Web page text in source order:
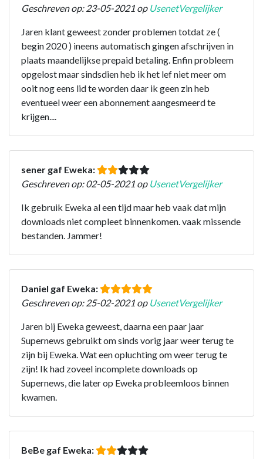
Geschreven op: 23-05-2021 op UsenetVergelijker
Jaren klant geweest zonder problemen totdat ze (
begin 2020 ) ineens automatisch gingen afschrijven in
plaats maandelijkse prepaid betaling. Enfin probleem
opgelost maar sindsdien heb ik het lef niet meer om
ooit nog eens lid te worden daar ik geen zin heb
eventueel weer een abonnement aangesmeerd te
krijgen....
sener gaf Eweka:
Geschreven op: 02-05-2021 op UsenetVergelijker
Ik gebruik Eweka al een tijd maar heb vaak dat mijn
downloads niet compleet binnenkomen. vaak missende
bestanden. Jammer!
Daniel gaf Eweka:
Geschreven op: 25-02-2021 op UsenetVergelijker
Jaren bij Eweka geweest, daarna een paar jaar
Supernews gebruikt om sinds vorig jaar weer terug te
zijn bij Eweka. Wat een opluchting om weer terug te
zijn! Ik had zoveel incomplete downloads op
Supernews, die later op Eweka probleemloos binnen
kwamen.
BeBe gaf Eweka: